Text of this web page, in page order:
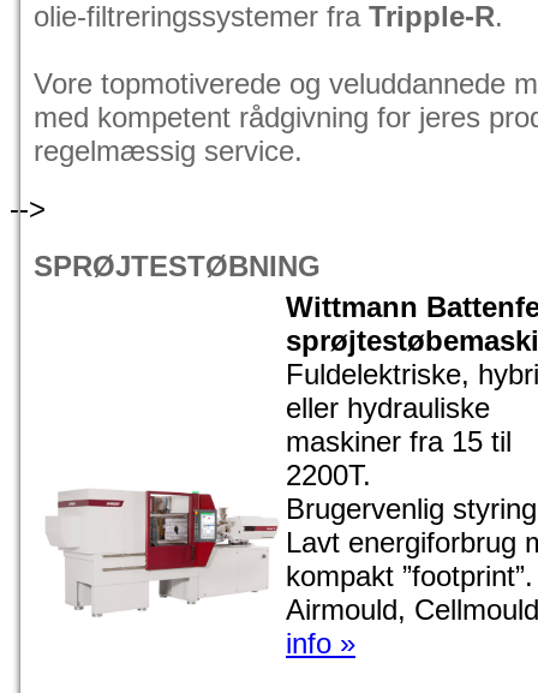
olie-filtreringssystemer fra Tripple-R.
Vore topmotiverede og veluddannede
med kompetent rådgivning for jeres
regelmæssig service.
-->
SPRØJTESTØBNING
Wittmann
Fuldelektriske,
eller hydrauliske
maskiner fra 15 til
2200T.
Brugervenlig
Lavt energiforbrug
kompakt ”footprint”.
Airmould,
info »